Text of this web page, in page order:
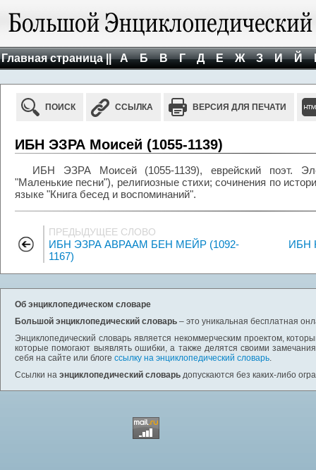
Главная страница || А Б В Г Д Е Ж З И Й
ПОИСК ССЫЛКА ВЕРСИЯ ДЛЯ ПЕЧАТИ
ИБН ЭЗРА Моисей (1055-1139)
ИБН ЭЗРА Моисей (1055-1139), еврейский поэт.
"Маленькие песни"), религиозные стихи; сочинения по
языке "Книга бесед и воспоминаний".
ПРЕДЫДУЩЕЕ СЛОВО
ИБН ЭЗРА АВРААМ БЕН МЕЙР (1092-
1167)
ИБН
Об энциклопедическом словаре
Большой энциклопедический словарь – это уникальная бесплатная
Энциклопедический словарь является некоммерческим проектом,
которые помогают выявлять ошибки, а также делятся своими
себя на сайте или блоге ссылку на энциклопедический словарь.
Ссылки на энциклопедический словарь допускаются без каких-либо